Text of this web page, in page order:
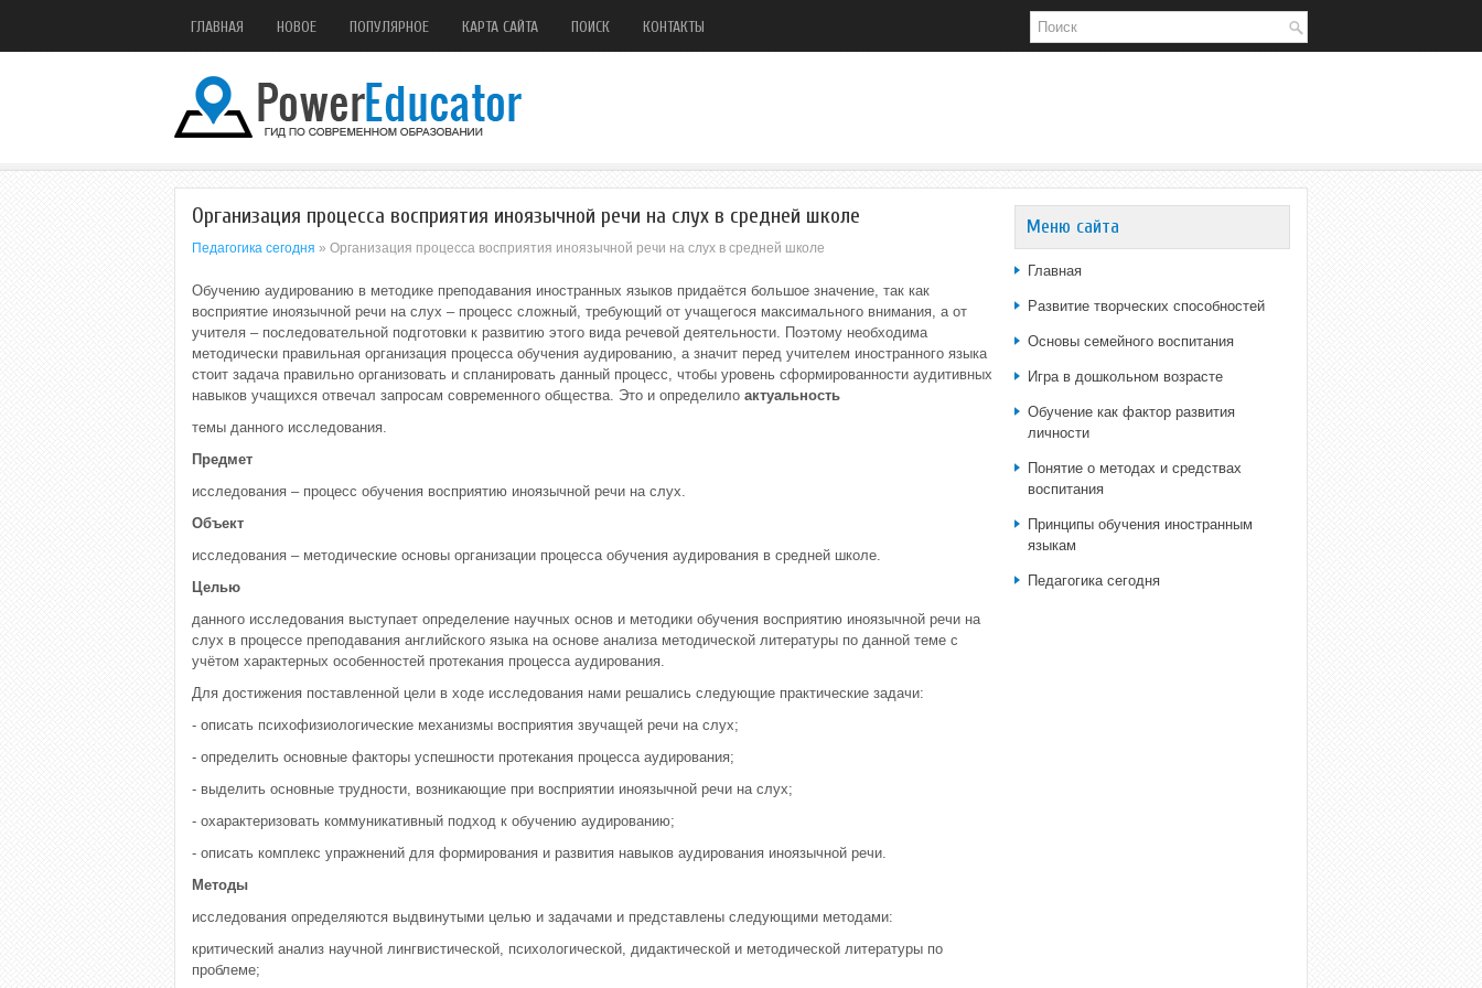
ГЛАВНАЯ НОВОЕ ПОПУЛЯРНОЕ КАРТА САЙТА ПОИСК КОНТАКТЫ
Организация процесса восприятия иноязычной речи на слух в средней школе
Педагогика сегодня » Организация процесса восприятия иноязычной речи на слух в средней школе
Обучению аудированию в методике преподавания иностранных языков придаётся большое значение, так как
восприятие иноязычной речи на слух – процесс сложный, требующий от учащегося максимального внимания, а от
учителя – последовательной подготовки к развитию этого вида речевой деятельности. Поэтому необходима
методически правильная организация процесса обучения аудированию, а значит перед учителем иностранного языка
стоит задача правильно организовать и спланировать данный процесс, чтобы уровень сформированности аудитивных
навыков учащихся отвечал запросам современного общества. Это и определило актуальность
темы данного исследования.
Предмет
исследования – процесс обучения восприятию иноязычной речи на слух.
Объект
исследования – методические основы организации процесса обучения аудирования в средней школе.
Целью
данного исследования выступает определение научных основ и методики обучения восприятию иноязычной речи на
слух в процессе преподавания английского языка на основе анализа методической литературы по данной теме с
учётом характерных особенностей протекания процесса аудирования.
Для достижения поставленной цели в ходе исследования нами решались следующие практические задачи:
- описать психофизиологические механизмы восприятия звучащей речи на слух;
- определить основные факторы успешности протекания процесса аудирования;
- выделить основные трудности, возникающие при восприятии иноязычной речи на слух;
- охарактеризовать коммуникативный подход к обучению аудированию;
- описать комплекс упражнений для формирования и развития навыков аудирования иноязычной речи.
Методы
исследования определяются выдвинутыми целью и задачами и представлены следующими методами:
критический анализ научной лингвистической, психологической, дидактической и методической литературы по
проблеме;
Меню сайта
Главная
Развитие творческих способностей
Основы семейного воспитания
Игра в дошкольном возрасте
Обучение как фактор развития
личности
Понятие о методах и средствах
воспитания
Принципы обучения иностранным
языкам
Педагогика сегодня